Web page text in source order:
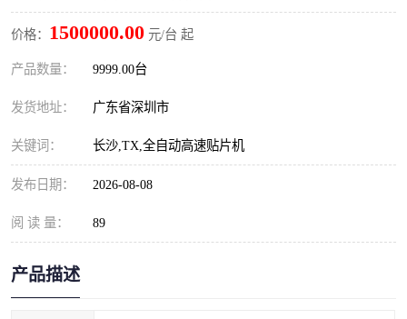
价格： 1500000.00 元/台 起
产品数量： 9999.00台
发货地址： 广东省深圳市
关键词： 长沙,TX,全自动高速贴片机
发布日期： 2026-08-08
阅 读 量： 89
产品描述